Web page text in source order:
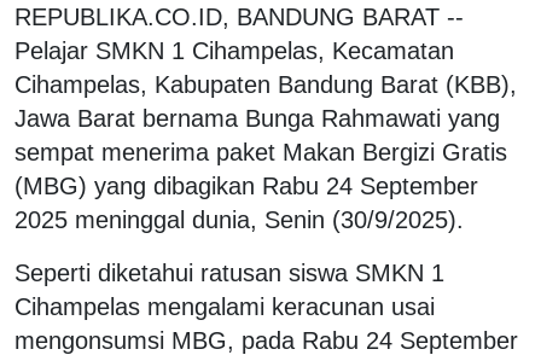
REPUBLIKA.CO.ID, BANDUNG BARAT --
Pelajar SMKN 1 Cihampelas, Kecamatan
Cihampelas, Kabupaten Bandung Barat (KBB),
Jawa Barat bernama Bunga Rahmawati yang
sempat menerima paket Makan Bergizi Gratis
(MBG) yang dibagikan Rabu 24 September
2025 meninggal dunia, Senin (30/9/2025).
Seperti diketahui ratusan siswa SMKN 1
Cihampelas mengalami keracunan usai
mengonsumsi MBG, pada Rabu 24 September